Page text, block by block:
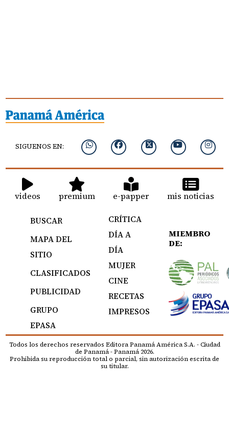
SIGUENOS EN:
videos premium e-papper mis noticias
BUSCAR
MAPA DEL
SITIO
CLASIFICADOS
PUBLICIDAD
GRUPO
EPASA
CRÍTICA
DÍA A
DÍA
MUJER
CINE
RECETAS
IMPRESOS
MIEMBRO
DE:
Todos los derechos reservados Editora Panamá América S.A. - Ciudad
de Panamá - Panamá 2026.
Prohibida su reproducción total o parcial, sin autorización escrita de
su titular.